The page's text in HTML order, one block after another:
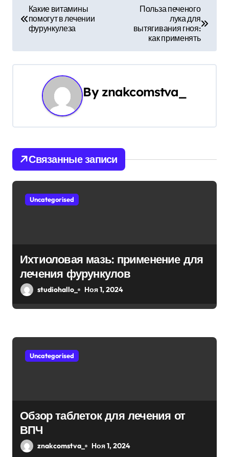
в
и
ц
и
я
п
и
я
Какие витамины
помогут в лечении
фурункулеза
Польза печеного
лука для
вытягивания гноя:
как применять
By znakcomstva_
Связанные записи
Uncategorised
Ихтиоловая мазь: применение для
лечения фурункулов
studiohallo_ Ноя 1, 2024
Uncategorised
Обзор таблеток для лечения от
ВПЧ
znakcomstva_ Ноя 1, 2024